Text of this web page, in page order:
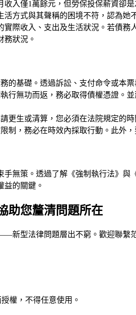
收入僅1萬餘元，但勞保投保薪資卻
方式與其聲稱的困境不符，認為她
實際收入、支出及生活狀況。若債
務狀況。
的基礎。透過訴訟、支付命令或本
行無功而返，務必取得債權憑證。
請更生或清算，您必須在法院規定的
限制，務必在時效內採取行動。此外
無策。透過了解《強制執行法》
益的關鍵。
助您釐清問題所在
新型法律問題層出不窮。歡迎聯繫
權，不得任意使用。